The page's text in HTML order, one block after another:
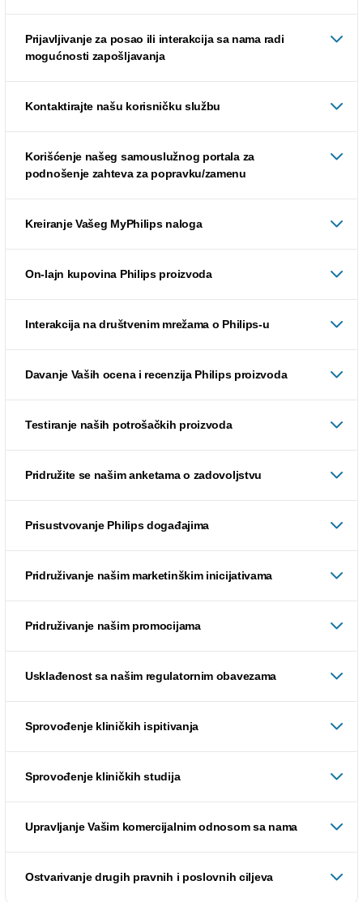
Prijavljivanje za posao ili interakcija sa nama radi
mogućnosti zapošljavanja
Kontaktirajte našu korisničku službu
Korišćenje našeg samouslužnog portala za
podnošenje zahteva za popravku/zamenu
Kreiranje Vašeg MyPhilips naloga
On-lajn kupovina Philips proizvoda
Interakcija na društvenim mrežama o Philips-u
Davanje Vaših ocena i recenzija Philips proizvoda
Testiranje naših potrošačkih proizvoda
Pridružite se našim anketama o zadovoljstvu
Prisustvovanje Philips događajima
Pridruživanje našim marketinškim inicijativama
Pridruživanje našim promocijama
Usklađenost sa našim regulatornim obavezama
Sprovođenje kliničkih ispitivanja
Sprovođenje kliničkih studija
Upravljanje Vašim komercijalnim odnosom sa nama
Ostvarivanje drugih pravnih i poslovnih ciljeva